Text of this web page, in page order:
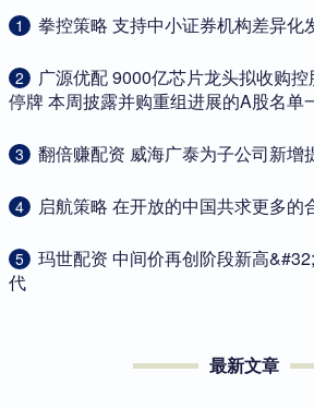
1 拳控策略 支持中小证券机构差异化
2
广源优配 9000亿芯片龙头拟收购
停牌 本周披露并购重组进展的A股名单
3 翻倍赚配资 威海广泰为子公司新增
4 启航策略 在开放的中国共求更多的
5
玛世配资 中间价再创阶段新高
代
最新文章